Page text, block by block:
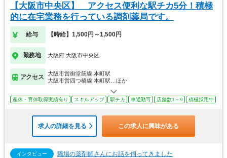
【大阪市中央区】 アクセス便利な駅チカ5分！積極
的に在宅業務を行っている調剤薬局です。
給与 【時給】1,500円～1,500円
勤務地 大阪府 大阪市中央区
アクセス
大阪市営御堂筋線 本町駅
大阪市営四つ橋線 本町駅…ほか
産休・育休取得実績有り スキルアップ 駅チカ 車通勤可 店舗数1～9 積極採用中
求人の詳細を見る この求人に興味がある
インタビュー 職場の薬剤師さんにお話を伺ってきました